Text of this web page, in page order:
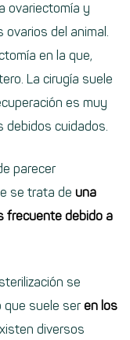
ovariectomía y
del animal.
en la que,
La cirugía suele
es muy
debidos cuidados.
parecer
se trata de una
frecuente debido a
se
que suele seren los
diversos